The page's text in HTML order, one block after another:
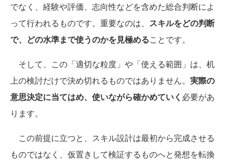
でなく、経験や評価、志向性などを含めた総合判断によ
って行われるものです。重要なのは、 スキルをどの判断
で、どの水準まで使うのかを見極めることです。
そして、この「適切な粒度」や「使える範囲」は、机
上の検討だけで決め切れるものではありません。 実際の
意思決定に当てはめ、使いながら確かめていく 必要があ
ります。
この前提に立つと、スキル設計は最初から完成させる
ものではなく、仮置きして検証するものへと発想を転換